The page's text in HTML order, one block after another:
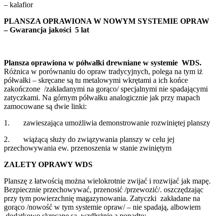
– kalafior
PLANSZA OPRAWIONA W NOWYM SYSTEMIE OPRAW
– Gwarancja jakości 5 lat
Plansza oprawiona w półwałki drewniane w systemie WDS.
Różnica w porównaniu do opraw tradycyjnych, polega na tym iż
półwałki – skręcane są tu metalowymi wkrętami a ich końce
zakończone /zakładanymi na gorąco/ specjalnymi nie spadającymi
zatyczkami. Na górnym półwałku analogicznie jak przy mapach
zamocowane są dwie linki:
1. zawieszająca umożliwia demonstrowanie rozwiniętej planszy
2. wiążącą służy do związywania planszy w celu jej
przechowywania ew. przenoszenia w stanie zwiniętym
ZALETY OPRAWY WDS
Planszę z łatwością można wielokrotnie zwijać i rozwijać jak mapę.
Bezpiecznie przechowywać, przenosić /przewozić/. oszczędzając
przy tym powierzchnię magazynowania. Zatyczki zakładane na
gorąco /nowość w tym systemie opraw/ – nie spadają, albowiem